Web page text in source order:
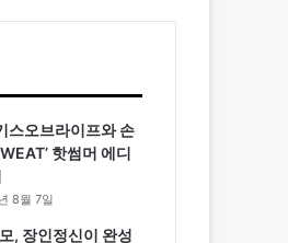
스오브라이프와 손
핫썸머 에디
8월 7일
, 장인정신이 완성